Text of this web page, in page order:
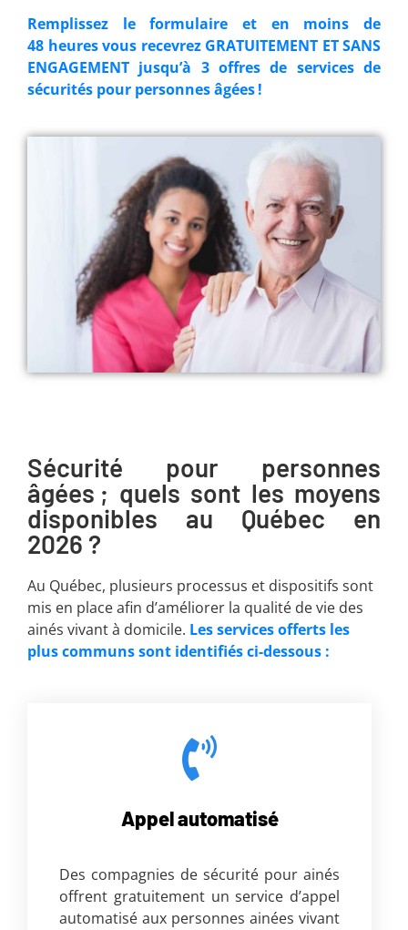
Remplissez le formulaire et en moins de
48 heures vous recevrez GRATUITEMENT ET SANS
ENGAGEMENT jusqu’à 3 offres de services de
sécurités pour personnes âgées !
Sécurité pour personnes
âgées ; quels sont les moyens
disponibles au Québec en
2026 ?
Au Québec, plusieurs processus et dispositifs sont
mis en place afin d’améliorer la qualité de vie des
ainés vivant à domicile. Les services offerts les
plus communs sont identifiés ci-dessous :
Appel automatisé
Des compagnies de sécurité pour ainés
offrent gratuitement un service d’appel
automatisé aux personnes ainées vivant